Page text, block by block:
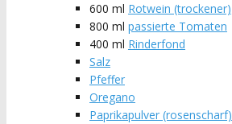
600 ml Rotwein (trockener)
800 ml passierte Tomaten
400 ml Rinderfond
Salz
Pfeffer
Oregano
Paprikapulver (rosenscharf)